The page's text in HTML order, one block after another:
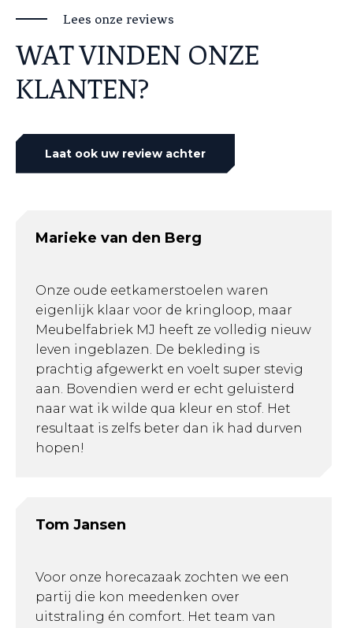
Lees onze reviews
WAT VINDEN ONZE
KLANTEN?
Laat ook uw review achter
Marieke van den Berg
Onze oude eetkamerstoelen waren
eigenlijk klaar voor de kringloop, maar
Meubelfabriek MJ heeft ze volledig nieuw
leven ingeblazen. De bekleding is
prachtig afgewerkt en voelt super stevig
aan. Bovendien werd er echt geluisterd
naar wat ik wilde qua kleur en stof. Het
resultaat is zelfs beter dan ik had durven
hopen!
Tom Jansen
Voor onze horecazaak zochten we een
partij die kon meedenken over
uitstraling én comfort. Het team van